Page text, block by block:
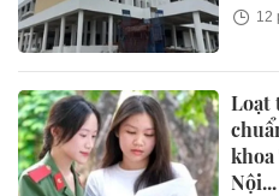
12
Loạt
khoa
Nội...